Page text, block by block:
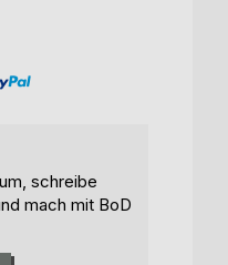
schreibe
mach mit BoD